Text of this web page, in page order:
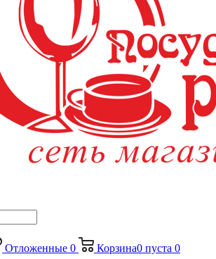
Отложенные 0 Корзина0 пуста 0